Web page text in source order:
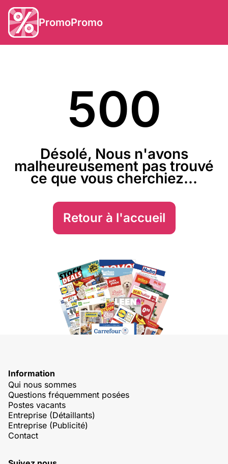
PromoPromo
500
Désolé, Nous n'avons
malheureusement pas trouvé
ce que vous cherchiez...
Retour à l'accueil
Information
Qui nous sommes
Questions fréquemment posées
Postes vacants
Entreprise (Détaillants)
Entreprise (Publicité)
Contact